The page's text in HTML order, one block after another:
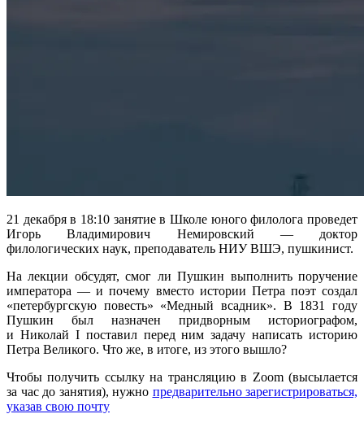
21 декабря в 18:10 занятие в Школе юного филолога проведет
Игорь Владимирович Немировский — доктор
филологических наук, преподаватель НИУ ВШЭ, пушкинист.
На лекции обсудят, смог ли Пушкин выполнить поручение
императора — и почему вместо истории Петра поэт создал
«петербургскую повесть» «Медный всадник». В 1831 году
Пушкин был назначен придворным историографом,
и Николай I поставил перед ним задачу написать историю
Петра Великого. Что же, в итоге, из этого вышло?
Чтобы получить ссылку на трансляцию в Zoom (высылается
за час до занятия), нужно предварительно зарегистрироваться,
указав свою почту